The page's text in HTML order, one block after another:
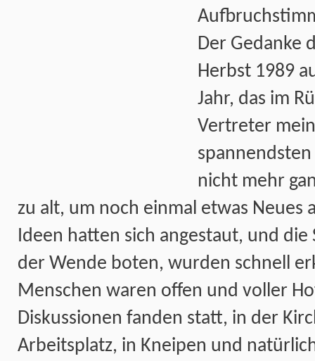
Der Gedanke
Herbst 1989
Jahr, das im
Vertreter
nicht mehr
zu alt, um noch einmal etwas Neues
Ideen hatten sich angestaut, und die
der Wende boten, wurden schnell
Menschen waren offen und voller
Diskussionen fanden statt, in der
Arbeitsplatz, in Kneipen und